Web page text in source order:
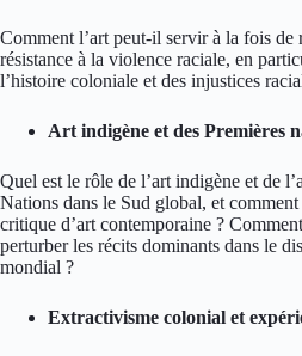
Comment l’art peut-il servir à la fois de
résistance à la violence raciale, en
l’histoire coloniale et des injustices
Art indigène et des Premières
Quel est le rôle de l’art indigène et de
Nations dans le Sud global, et
critique d’art contemporaine ?
perturber les récits dominants dans le
mondial ?
Extractivisme colonial et